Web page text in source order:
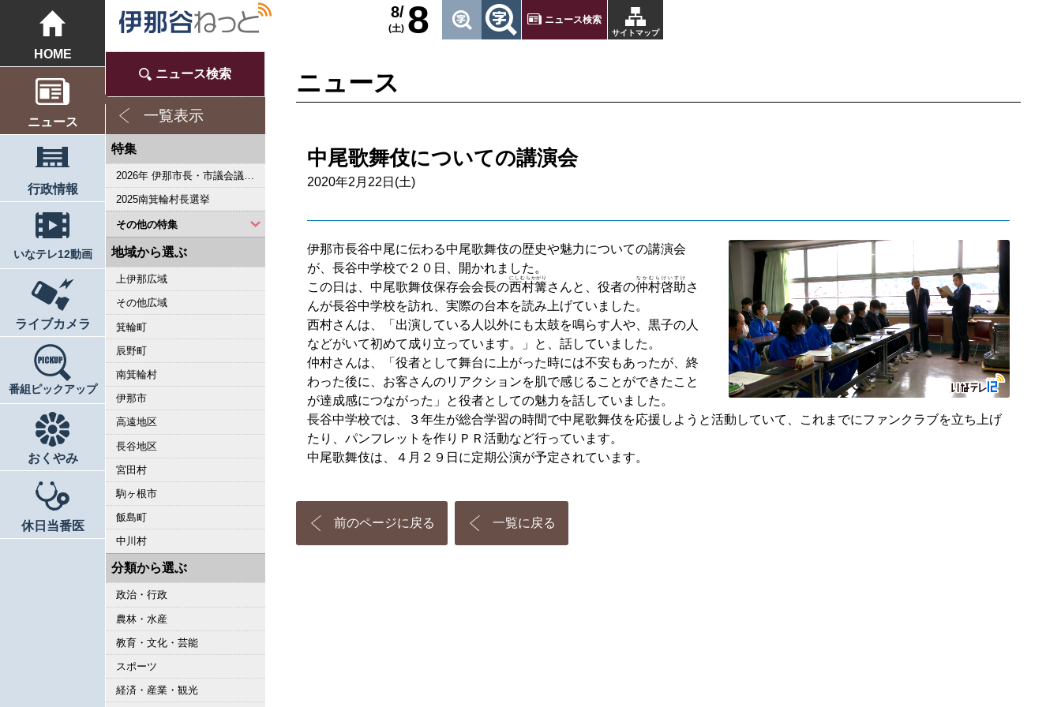
サイトマップ
ニュース検索
8
8/
(土)
HOME
ニュース
行政情報
いなテレ12動画
ライブカメラ
番組ピックアップ
おくやみ
休日当番医
ニュース検索
一覧表示
特集
2026年 伊那市長・市議会議員選挙
2025南箕輪村長選挙
その他の特集
2023県議会議員選挙
2023箕輪町議選・南箕輪村議選
2022箕輪町長選挙
2022伊那市長選挙・伊那市議会議員選挙
2021南箕輪村長選・村議補欠選挙
2019箕輪町議選・南箕輪村議選
2019県議会議員選挙
2018伊那市長選・市議選
桜シリーズ2018
桜シリーズ2017
2015県議会議員選挙
2014箕輪町長選挙
東日本大震災から４年 ３．１１の今
2014伊那市長選・市議選
南アルプス国立公園指定５０周年記念特集
桜シリーズ2014
カメラリポート
東日本大震災から３年 ３．１１の今
上伊那 医師不足問題
新ごみ中間処理施設
伊那市長・市議選
朝の学舎
記者室
伊那谷1年365人
輝く経営者～その後
花ロマン
伝承 上伊那の50年
伝承 上伊那経済の牽引者たち
シリーズ 上伊那経済時事対談
人・森・農… 新しい地域社会をめざして
駒ヶ根市長選挙
2007年 県議会議員選挙
権兵衛トンネル開通1周年
豪雨被害
南大東島―伊那 1000キロを越える交流
新伊那市誕生へ
伊那谷 耐震強度偽装問題
2005年衆院選
その他
地域から選ぶ
上伊那広域
その他広域
箕輪町
辰野町
南箕輪村
伊那市
高遠地区
長谷地区
宮田村
駒ヶ根市
飯島町
中川村
分類から選ぶ
政治・行政
農林・水産
教育・文化・芸能
スポーツ
経済・産業・観光
ニュース
中尾歌舞伎についての講演会
2020年2月22日(土)
伊那市長谷中尾に伝わる中尾歌舞伎の歴史や魅力についての講演会
が、長谷中学校で２０日、開かれました。
この日は、中尾歌舞伎保存会会長の西村篝
にしむらかがり
さんと、役者の仲村
なかむら
啓助
けいすけ
さ
んが長谷中学校を訪れ、実際の台本を読み上げていました。
西村さんは、「出演している人以外にも太鼓を鳴らす人や、黒子の人
などがいて初めて成り立っています。」と、話していました。
仲村さんは、「役者として舞台に上がった時には不安もあったが、終
わった後に、お客さんのリアクションを肌で感じることができたこと
が達成感につながった」と役者としての魅力を話していました。
長谷中学校では、３年生が総合学習の時間で中尾歌舞伎を応援しようと活動していて、これまでにファンクラブを立ち上げ
たり、パンフレットを作りＰＲ活動など行っています。
中尾歌舞伎は、４月２９日に定期公演が予定されています。
前のページに戻る 一覧に戻る